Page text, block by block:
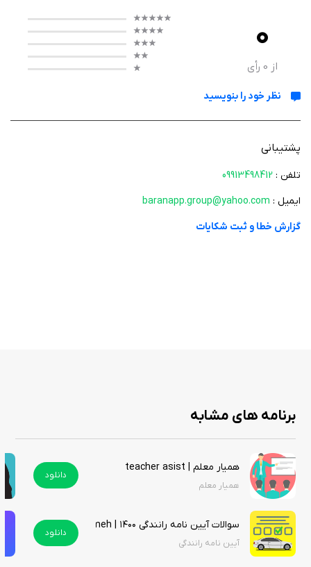
مطالعه را ترک کرده‌اند، ادامه دهند و مرور مطالب را بدون وقفه انجام دهند.
مطالعه را راحت‌تر و قابل تنظیم با نیازهای هر دانش‌آموز می‌کند.
ویژگی‌ ها
برنامه سؤالات اجتماعی هفتم یک ابزار کاربردی و جامع برای مرور و یادگیری
مطالب کتاب مطالعات اجتماعی است. با استفاده از این برنامه، دانش‌آموزان
می‌توانند مطالعه‌ای سازمان‌یافته، سریع و هدفمند داشته باشند و آمادگی کامل
برای امتحانات پایانی پیدا کنند. امکاناتی مانند نشانه‌گذاری، جستجو و لیست
علاقه‌مندی‌ها تجربه مطالعه را ساده و لذت‌بخش می‌کند. این برنامه را از سیب
ایرانی دانلود کنید.
0
از 0 رأی
نظر خود را بنویسید
پشتیبانی
تلفن : 09913498412
ایمیل : baranapp.group@yahoo.com
گزارش خطا و ثبت شکایات
برنامه های مشابه
هميار معلم | teacher asist
هميار معلم
دانلود
سوالات آیین نامه رانندگی ۱۴۰۰ | Aiennameh
آیین نامه رانندگی
دانلود